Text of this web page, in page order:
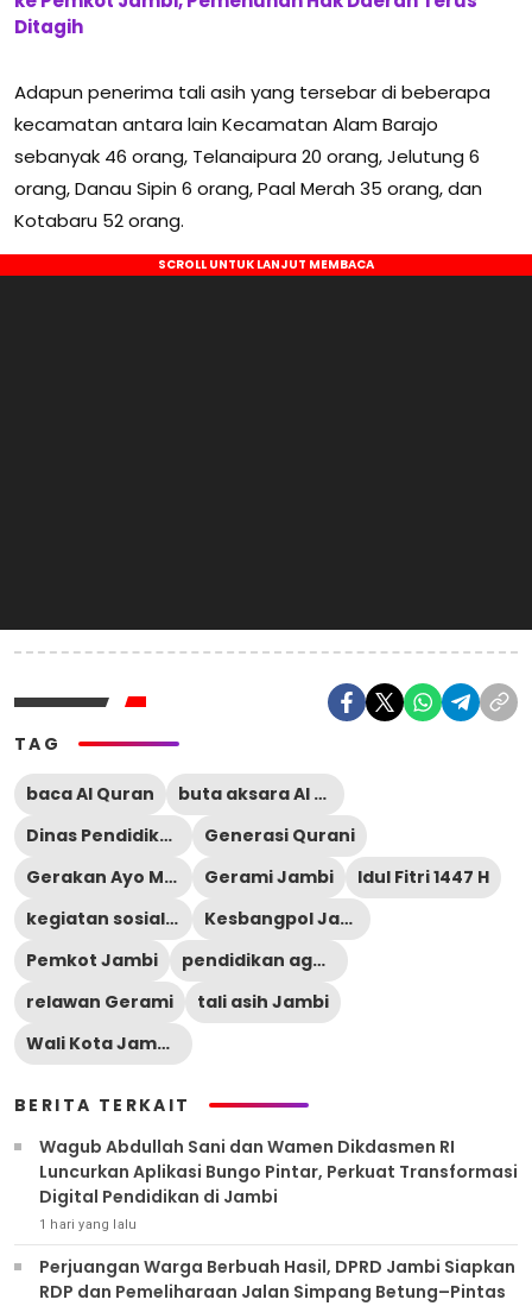
Ditagih
Adapun penerima tali asih yang tersebar di beberapa
kecamatan antara lain Kecamatan Alam Barajo
sebanyak 46 orang, Telanaipura 20 orang, Jelutung 6
orang, Danau Sipin 6 orang, Paal Merah 35 orang, dan
Kotabaru 52 orang.
TAG
baca Al Quran
buta aksara Al Quran
Dinas Pendidikan Jambi
Generasi Qurani
Gerakan Ayo Mengaji
Gerami Jambi
Idul Fitri 1447 H
kegiatan sosial keagamaan
Kesbangpol Jambi
Pemkot Jambi
pendidikan agama Jambi
relawan Gerami
tali asih Jambi
Wali Kota Jambi Maulana
BERITA TERKAIT
Wagub Abdullah Sani dan Wamen Dikdasmen RI
Luncurkan Aplikasi Bungo Pintar, Perkuat Transformasi
Digital Pendidikan di Jambi
1 hari yang lalu
Perjuangan Warga Berbuah Hasil, DPRD Jambi Siapkan
RDP dan Pemeliharaan Jalan Simpang Betung–Pintas